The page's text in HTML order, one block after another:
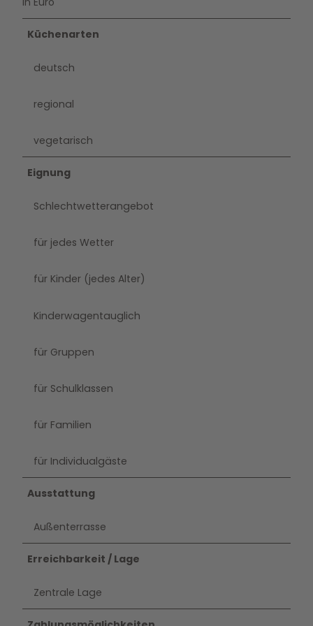
Küchenarten
deutsch
regional
vegetarisch
Eignung
Schlechtwetterangebot
für jedes Wetter
für Kinder (jedes Alter)
Kinderwagentauglich
für Gruppen
für Schulklassen
für Familien
für Individualgäste
Ausstattung
Außenterrasse
Erreichbarkeit / Lage
Zentrale Lage